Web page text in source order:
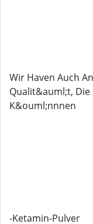
Wir Haven Auch
Qualit&auml;t, Die
K&ouml;nnnen
-Ketamin-Pulver